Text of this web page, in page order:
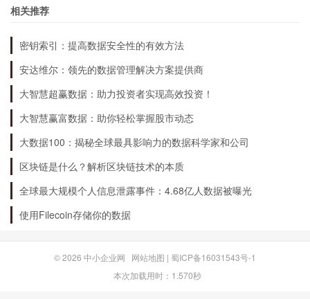
注册账号并选择相应的会员计划，即可享受我们的
服务和优惠。同时我们也提供免费的试用期，让您
可以更好地了解我们的服务。
相关推荐
密钥索引：提高数据安全性的有效方法
安达维尔：领先的数据管理解决方案提供商
大智慧超赢数据：助力投资者实现高效投资！
大智慧赢富数据：助你轻松掌握股市动态
大数据100：揭秘全球最具影响力的数据科学家和公司
区块链是什么？解析区块链技术的本质
全球最大规模个人信息泄露事件：4.68亿人数据被曝光
使用Filecoin存储你的数据
© 2026 中小企业网 网站地图 | 蜀ICP备16031543号-1
本次加载用时：1.570秒